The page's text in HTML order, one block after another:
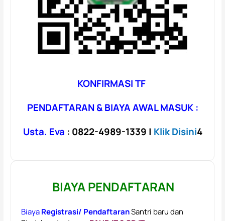
KONFIRMASI TF
PENDAFTARAN & BIAYA AWAL MASUK :
Usta. Eva : 0822-4989-1339 | Klik Disini4
BIAYA PENDAFTARAN
BiayaRegistrasi/ PendaftaranSantri baru dan